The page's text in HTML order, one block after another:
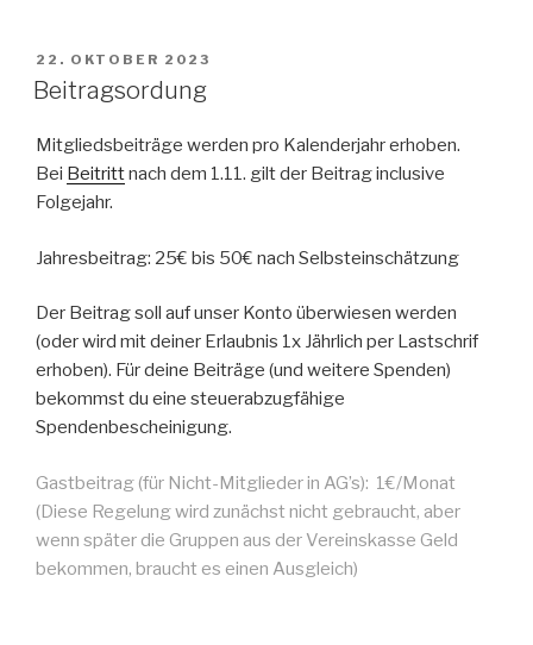
VERÖFFENTLICHT
AM
22. OKTOBER 2023
Beitragsordung
Mitgliedsbeiträge werden pro Kalenderjahr erhoben.
Bei Beitrittnach dem 1.11. gilt der Beitrag inclusive
Folgejahr.
Jahresbeitrag: 25€ bis 50€ nach Selbsteinschätzung
Der Beitrag soll auf unser Konto überwiesen werden
(oder wird mit deiner Erlaubnis 1x Jährlich per Lastschrif
erhoben). Für deine Beiträge (und weitere Spenden)
bekommst du eine steuerabzugfähige
Spendenbescheinigung.
Gastbeitrag (für Nicht-Mitglieder in AG’s): 1€/Monat
(Diese Regelung wird zunächst nicht gebraucht, aber
wenn später die Gruppen aus der Vereinskasse Geld
bekommen, braucht es einen Ausgleich)